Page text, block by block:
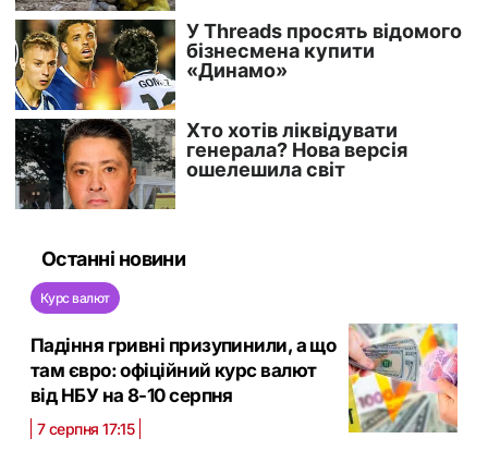
Останні новини
Курс валют
Падіння гривні призупинили, а що
там євро: офіційний курс валют
від НБУ на 8-10 серпня
7 серпня 17:15